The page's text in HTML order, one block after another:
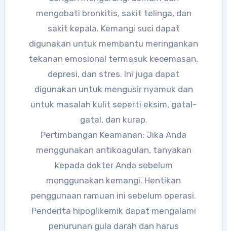
mengobati bronkitis, sakit telinga, dan
sakit kepala. Kemangi suci dapat
digunakan untuk membantu meringankan
tekanan emosional termasuk kecemasan,
depresi, dan stres. Ini juga dapat
digunakan untuk mengusir nyamuk dan
untuk masalah kulit seperti eksim, gatal-
gatal, dan kurap.
Pertimbangan Keamanan: Jika Anda
menggunakan antikoagulan, tanyakan
kepada dokter Anda sebelum
menggunakan kemangi. Hentikan
penggunaan ramuan ini sebelum operasi.
Penderita hipoglikemik dapat mengalami
penurunan gula darah dan harus